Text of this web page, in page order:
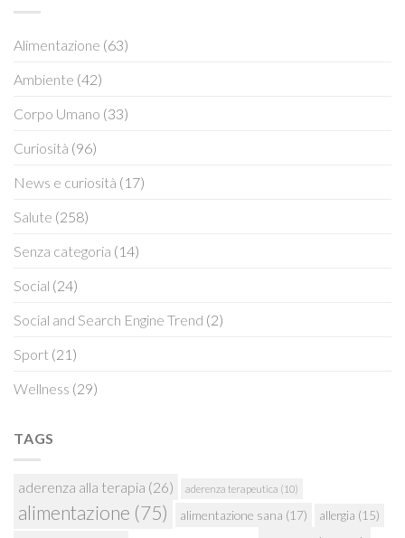
Alimentazione (63)
Ambiente (42)
Corpo Umano (33)
Curiosità (96)
News e curiosità (17)
Salute (258)
Senza categoria (14)
Social (24)
Social and Search Engine Trend (2)
Sport (21)
Wellness (29)
TAGS
aderenza alla terapia (26) aderenza terapeutica (10)
alimentazione (75) alimentazione sana (17) allergia (15)